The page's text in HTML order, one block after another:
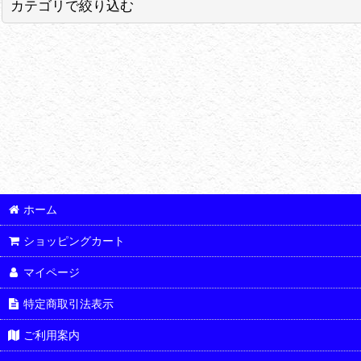
並び順:
カテゴリで絞り込む
ハンドル関連 (全商品)
スロットル関連
クラッチ関連
ワイヤー関連
ブレーキホース類
マスターシリンダー関連
レバー関連
ハンドルクランプ・トップブリッジ
ホーム
ショッピングカート
マイページ
特定商取引法表示
ご利用案内